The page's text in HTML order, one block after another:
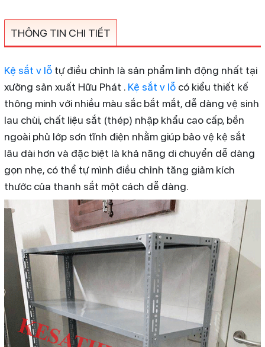
THÔNG TIN CHI TIẾT
Kệ sắt v lỗtự điều chỉnh là sản phẩm linh động nhất tại
xưởng sản xuất Hữu Phát . Kệ sắt v lỗcó kiểu thiết kế
thông minh với nhiều màu sắc bắt mắt, dễ dàng vệ sinh
lau chùi, chất liệu sắt (thép) nhập khẩu cao cấp, bền
ngoài phủ lớp sơn tĩnh điện nhằm giúp bảo vệ kệ sắt
lâu dài hơn và đặc biệt là khả năng di chuyển dễ dàng
gọn nhẹ, có thể tự mình điều chỉnh tăng giảm kích
thước của thanh sắt một cách dễ dàng.